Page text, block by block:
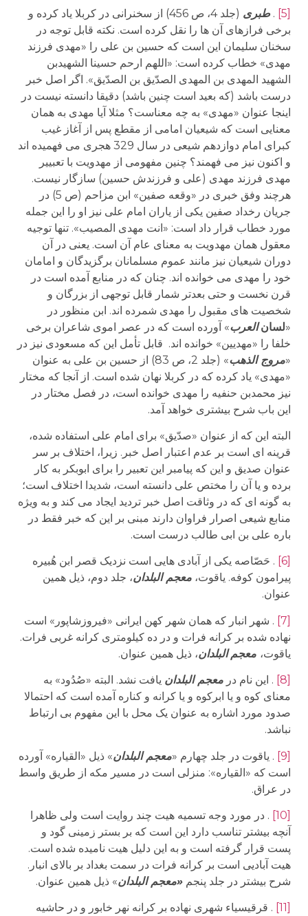
[5]
.طبری
(جلد 4، ص 456) از سخنرانی در کربلا یاد کرده و
برخی فرازهای آن ها را نقل کرده است. نکته قابل توجه در
سخنان سلیمان این است که حسین بن علی را «مهدی فرزند
مهدی» خطاب کرده است: «اللهم ارحم حسینا الشهیدبن
الشهید المهدی بن المهدی الصدّیق بن الصدّیق». اگر اصل خبر
درست باشد (که بعید است چنین باشد) دقیقا دانسته نیست در
اینجا عنوان «مهدی» به چه معناست؟ مثلا آیا مهدی به همان
معنایی است که شیعیان امامی از مقطع پس از آغاز غیب
کبرای امام دوازدهم شیعی در سال 329 هجری می فهمیده اند
و اکنون نیز می فهمند؟ چنین مفهومی از مهدویت با تعبییر
مهدی فرزند مهدی (علی و فرزندش حسین) سازگار نیست.
هرچند وفق خبری در «وقعه صفین» ابن مزاحم (ص 5) در
جریان رخداد صفین یکی از یاران امام علی نیز او را این جمله
مورد خطاب قرار داد است: «انت مهدی المصیب». تنها توجیه
معقول همان مهدویت به معنای عام آن است. یعنی در آن
دوران شیعیان نیز مانند عموم مسلمانان برگزیدگان و امامان
خود را مهدی می خوانده اند. چنان که در منابع آمده است در
قرن نخست و حتی بعدتر شمار قابل توجهی از بزرگان و
شخصیت های مقبول را مهدی شمرده اند. ابن منظور در
«لسان العرب» آورده است که در عصر اموی شاعران برخی
خلفا را «مهدیین» خوانده اند. قابل تأمل این که مسعودی نیز در
«مروج الذهب
» (جلد 2، ص 83) از حسین بن علی به عنوان
«مهدی» یاد کرده که در کربلا نهان شده است. از آنجا که مختار
نیز محمدبن حنفیه را مهدی خوانده است، در فصل مختار در
این باب شرح بیشتری خواهد آمد.
البته این که از عنوان «صدّیق» برای امام علی استفاده شده،
قرینه ای است بر عدم اعتبار اصل خبر. زیرا، اختلاف بر سر
عنوان صدیق و این که پیامبر این تعبیر را برای ابوبکر به کار
برده و یا آن را مختص علی دانسته است، شدیدا اختلاف است؛
به گونه ای که در وثاقت اصل خبر تردید ایجاد می کند و به ویژه
منابع شیعی اصرار فراوان دارند مبنی بر این که خبر فقط در
باره علی بن ابی طالب درست است.
. حَصّاصه یکی از آبادی هایی است نزدیک قصر ابن هُبیره
پیرامون کوفه. یاقوت، معجم البلدان، جلد دوم، ذیل همین
عنوان.
[7]
. شهر انبار که همان شهر کهن ایرانی «فیروزشاپور» است
نهاده شده بر کرانه فرات و در ده کیلومتری کرانه غربی فرات.
یاقوت، معجم البلدان، ذیل همین عنوان.
[8] . این نام در معجم البلدان یافت نشد. البته «صُدُود» به
معنای کوه و یا ابرکوه و یا کرانه و کناره آمده است که احتمالا
صدود مورد اشاره به عنوان یک محل با این مفهوم بی ارتباط
نباشد.
[9]
. یاقوت در جلد چهارم «معجم البلدان» ذیل «القیاره» آورده
است که «القیاره»: منزلی است در مسیر مکه از طریق واسط
در عراق.
[10]
. در مورد وجه تسمیه هیت چند روایت است ولی ظاهرا
آنچه بیشتر تناسب دارد این است که بر بستر زمینی گود و
پست قرار گرفته است و به این دلیل هیت نامیده شده است.
هیت آبادیی است بر کرانه فرات در سمت بغداد بر بالای انبار.
شرح بیشتر در جلد پنجم «معجم البلدان» ذیل همین عنوان.
. قرقیسیاء شهری نهاده بر کرانه نهر خابور و در حاشیه